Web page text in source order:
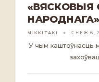
«ВЯСКОВЫЯ
MIKKITAKI СНЕЖ 6,
У чым каштоўнасць